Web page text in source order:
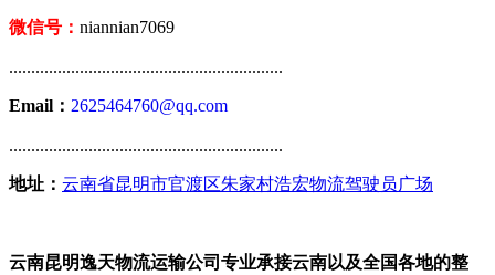
微信号： niannian7069
..............................................................
Email： 2625464760@qq.com
..............................................................
地址： 云南省昆明市官渡区朱家村浩宏物流驾驶员广场
云南昆明逸天物流运输公司专业承接云南以及全国各地的整